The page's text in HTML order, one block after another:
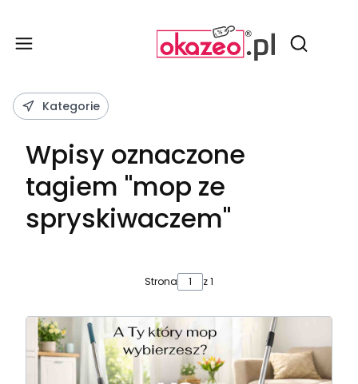
Otwórz
Kategorie
Wpisy oznaczone
tagiem "mop ze
spryskiwaczem"
Strona z 1